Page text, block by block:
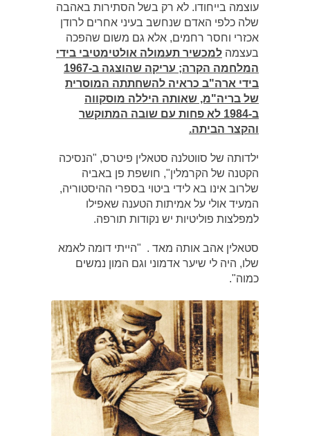
עוצמה בייחודו. לא רק בשל הסתירות באהבה
שלה כלפי האדם שנחשב בעיני אחרים לרודן
אכזרי וחסר רחמים, אלא גם משום שהפכה
בעצמה למכשיר תעמולה אולטימטיבי בידי
המלחמה הקרה; עריקה שהוצגה ב-1967
בידי ארה"ב כראיה להשחתתה המוסרית
של בריה"מ, שאותה היללה מוסקווה
ב-1984 לא פחות עם שובה המתוקשר
והקצר הביתה.
ילדותה של סווטלנה סטאלין פיטרס, "הנסיכה
הקטנה של הקרמלין", חושפת פן באביה
שלרוב אינו בא לידי ביטוי בספרי ההיסטוריה,
המעיד אולי על אמיתות הטענה שאפילו
למפלצות פוליטיות יש נקודות תורפה.
סטאלין אהב אותה מאד . "הייתי דומה לאמא
שלו, היה לי שיער אדמוני וגם המון נמשים
כמוה".